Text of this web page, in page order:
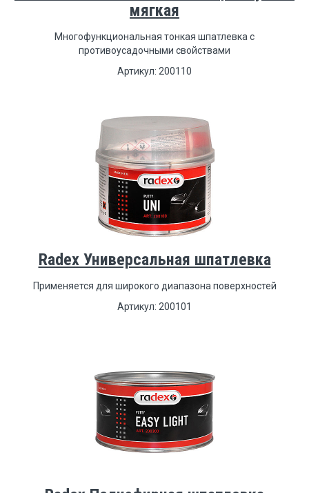
мягкая
Многофункциональная тонкая шпатлевка с
противоусадочными свойствами
Артикул: 200110
Radex Универсальная шпатлевка
Применяется для широкого диапазона поверхностей
Артикул: 200101